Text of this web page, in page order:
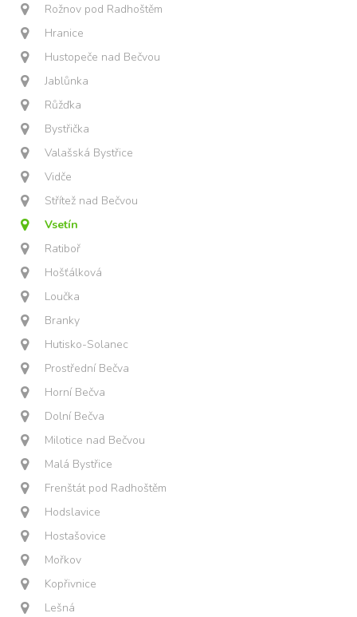
Rožnov pod Radhoštěm
Hranice
Hustopeče nad Bečvou
Jablůnka
Růžďka
Bystřička
Valašská Bystřice
Vidče
Střítež nad Bečvou
Vsetín
Ratiboř
Hošťálková
Loučka
Branky
Hutisko-Solanec
Prostřední Bečva
Horní Bečva
Dolní Bečva
Milotice nad Bečvou
Malá Bystřice
Frenštát pod Radhoštěm
Hodslavice
Hostašovice
Mořkov
Kopřivnice
Lešná